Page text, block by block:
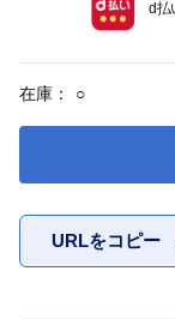
在庫： ○
URLをコピー
d払